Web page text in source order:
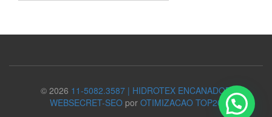
© 2026 11-5082.3587 | HIDROTEX ENCANADOR
WEBSECRET-SEO por OTIMIZACAO TOP20